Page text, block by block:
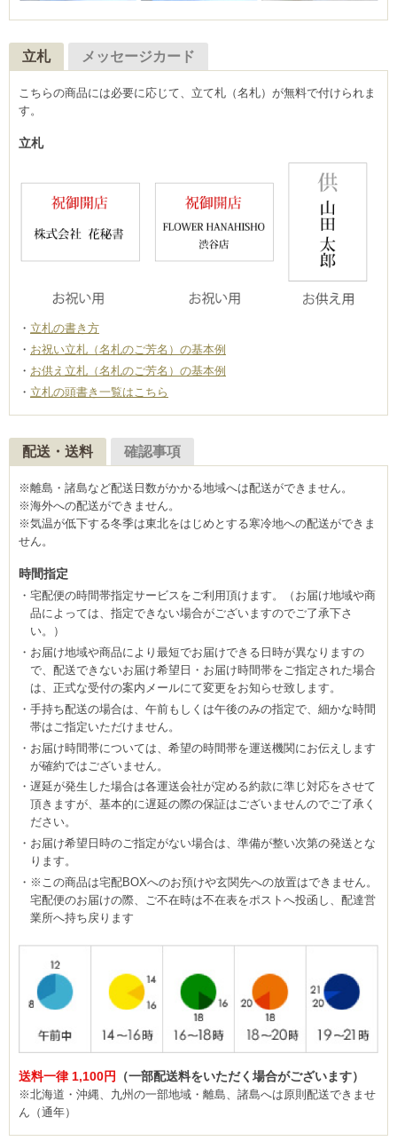
立札 メッセージカード
こちらの商品には必要に応じて、立て札（名札）が無料で付けられま
す。
立札
立札の書き方
お祝い立札（名札のご芳名）の基本例
お供え立札（名札のご芳名）の基本例
立札の頭書き一覧はこちら
配送・送料 確認事項
※離島・諸島など配送日数がかかる地域へは配送ができません。
※海外への配送ができません。
※気温が低下する冬季は東北をはじめとする寒冷地への配送ができま
せん。
時間指定
宅配便の時間帯指定サービスをご利用頂けます。（お届け地域や商
品によっては、指定できない場合がございますのでご了承下さ
い。）
お届け地域や商品により最短でお届けできる日時が異なりますの
で、配送できないお届け希望日・お届け時間帯をご指定された場合
は、正式な受付の案内メールにて変更をお知らせ致します。
手持ち配送の場合は、午前もしくは午後のみの指定で、細かな時間
帯はご指定いただけません。
お届け時間帯については、希望の時間帯を運送機関にお伝えします
が確約ではございません。
遅延が発生した場合は各運送会社が定める約款に準じ対応をさせて
頂きますが、基本的に遅延の際の保証はございませんのでご了承く
ださい。
お届け希望日時のご指定がない場合は、準備が整い次第の発送とな
ります。
※この商品は宅配BOXへのお預けや玄関先への放置はできません。
宅配便のお届けの際、ご不在時は不在表をポストへ投函し、配達営
業所へ持ち戻ります
送料一律 1,100円 （一部配送料をいただく場合がございます）
※北海道・沖縄、九州の一部地域・離島、諸島へは原則配送できませ
ん（通年）